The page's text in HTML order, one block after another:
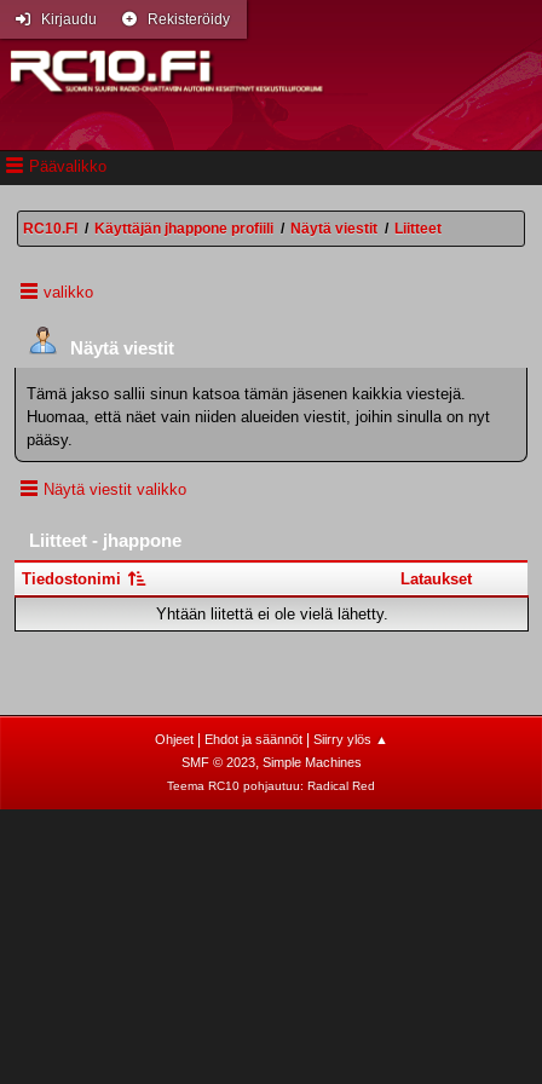
Päävalikko
Kirjaudu Rekisteröidy
RC10.FI / Käyttäjän jhappone profiili / Näytä viestit / Liitteet
valikko
Näytä viestit
Tämä jakso sallii sinun katsoa tämän jäsenen kaikkia viestejä.
Huomaa, että näet vain niiden alueiden viestit, joihin sinulla on nyt
pääsy.
Näytä viestit valikko
Liitteet - jhappone
Tiedostonimi
Lataukset
Yhtään liitettä ei ole vielä lähetty.
Ohjeet| Ehdot ja säännöt|
Siirry ylös ▲
SMF © 2023, Simple Machines
Teema RC10 pohjautuu: Radical Red